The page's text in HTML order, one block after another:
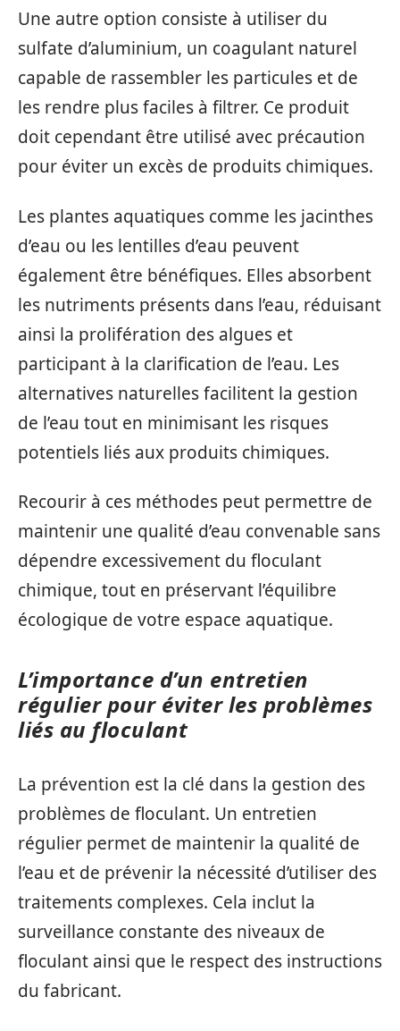
Une autre option consiste à utiliser du
sulfate d’aluminium, un coagulant naturel
capable de rassembler les particules et de
les rendre plus faciles à filtrer. Ce produit
doit cependant être utilisé avec précaution
pour éviter un excès de produits chimiques.
Les plantes aquatiques comme les jacinthes
d’eau ou les lentilles d’eau peuvent
également être bénéfiques. Elles absorbent
les nutriments présents dans l’eau, réduisant
ainsi la prolifération des algues et
participant à la clarification de l’eau. Les
alternatives naturelles facilitent la gestion
de l’eau tout en minimisant les risques
potentiels liés aux produits chimiques.
Recourir à ces méthodes peut permettre de
maintenir une qualité d’eau convenable sans
dépendre excessivement du floculant
chimique, tout en préservant l’équilibre
écologique de votre espace aquatique.
L’importance d’un entretien
régulier pour éviter les problèmes
liés au floculant
La prévention est la clé dans la gestion des
problèmes de floculant. Un entretien
régulier permet de maintenir la qualité de
l’eau et de prévenir la nécessité d’utiliser des
traitements complexes. Cela inclut la
surveillance constante des niveaux de
floculant ainsi que le respect des instructions
du fabricant.